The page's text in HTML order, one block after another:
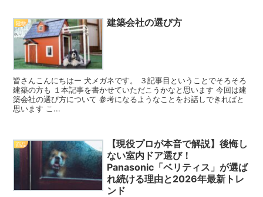
建物 建築会社の選び方
皆さんこんにちはー 犬メガネです。 ３記事目ということでそろそろ
建築の方も １本記事を書かせていただこうかなと思います 今回は建
築会社の選び方について 参考になるようなことをお話しできればと
思います こ...
商品
【現役プロが本音で解説】後悔し
ない室内ドア選び！
Panasonic「ベリティス」が選ば
れ続ける理由と2026年最新トレ
ンド